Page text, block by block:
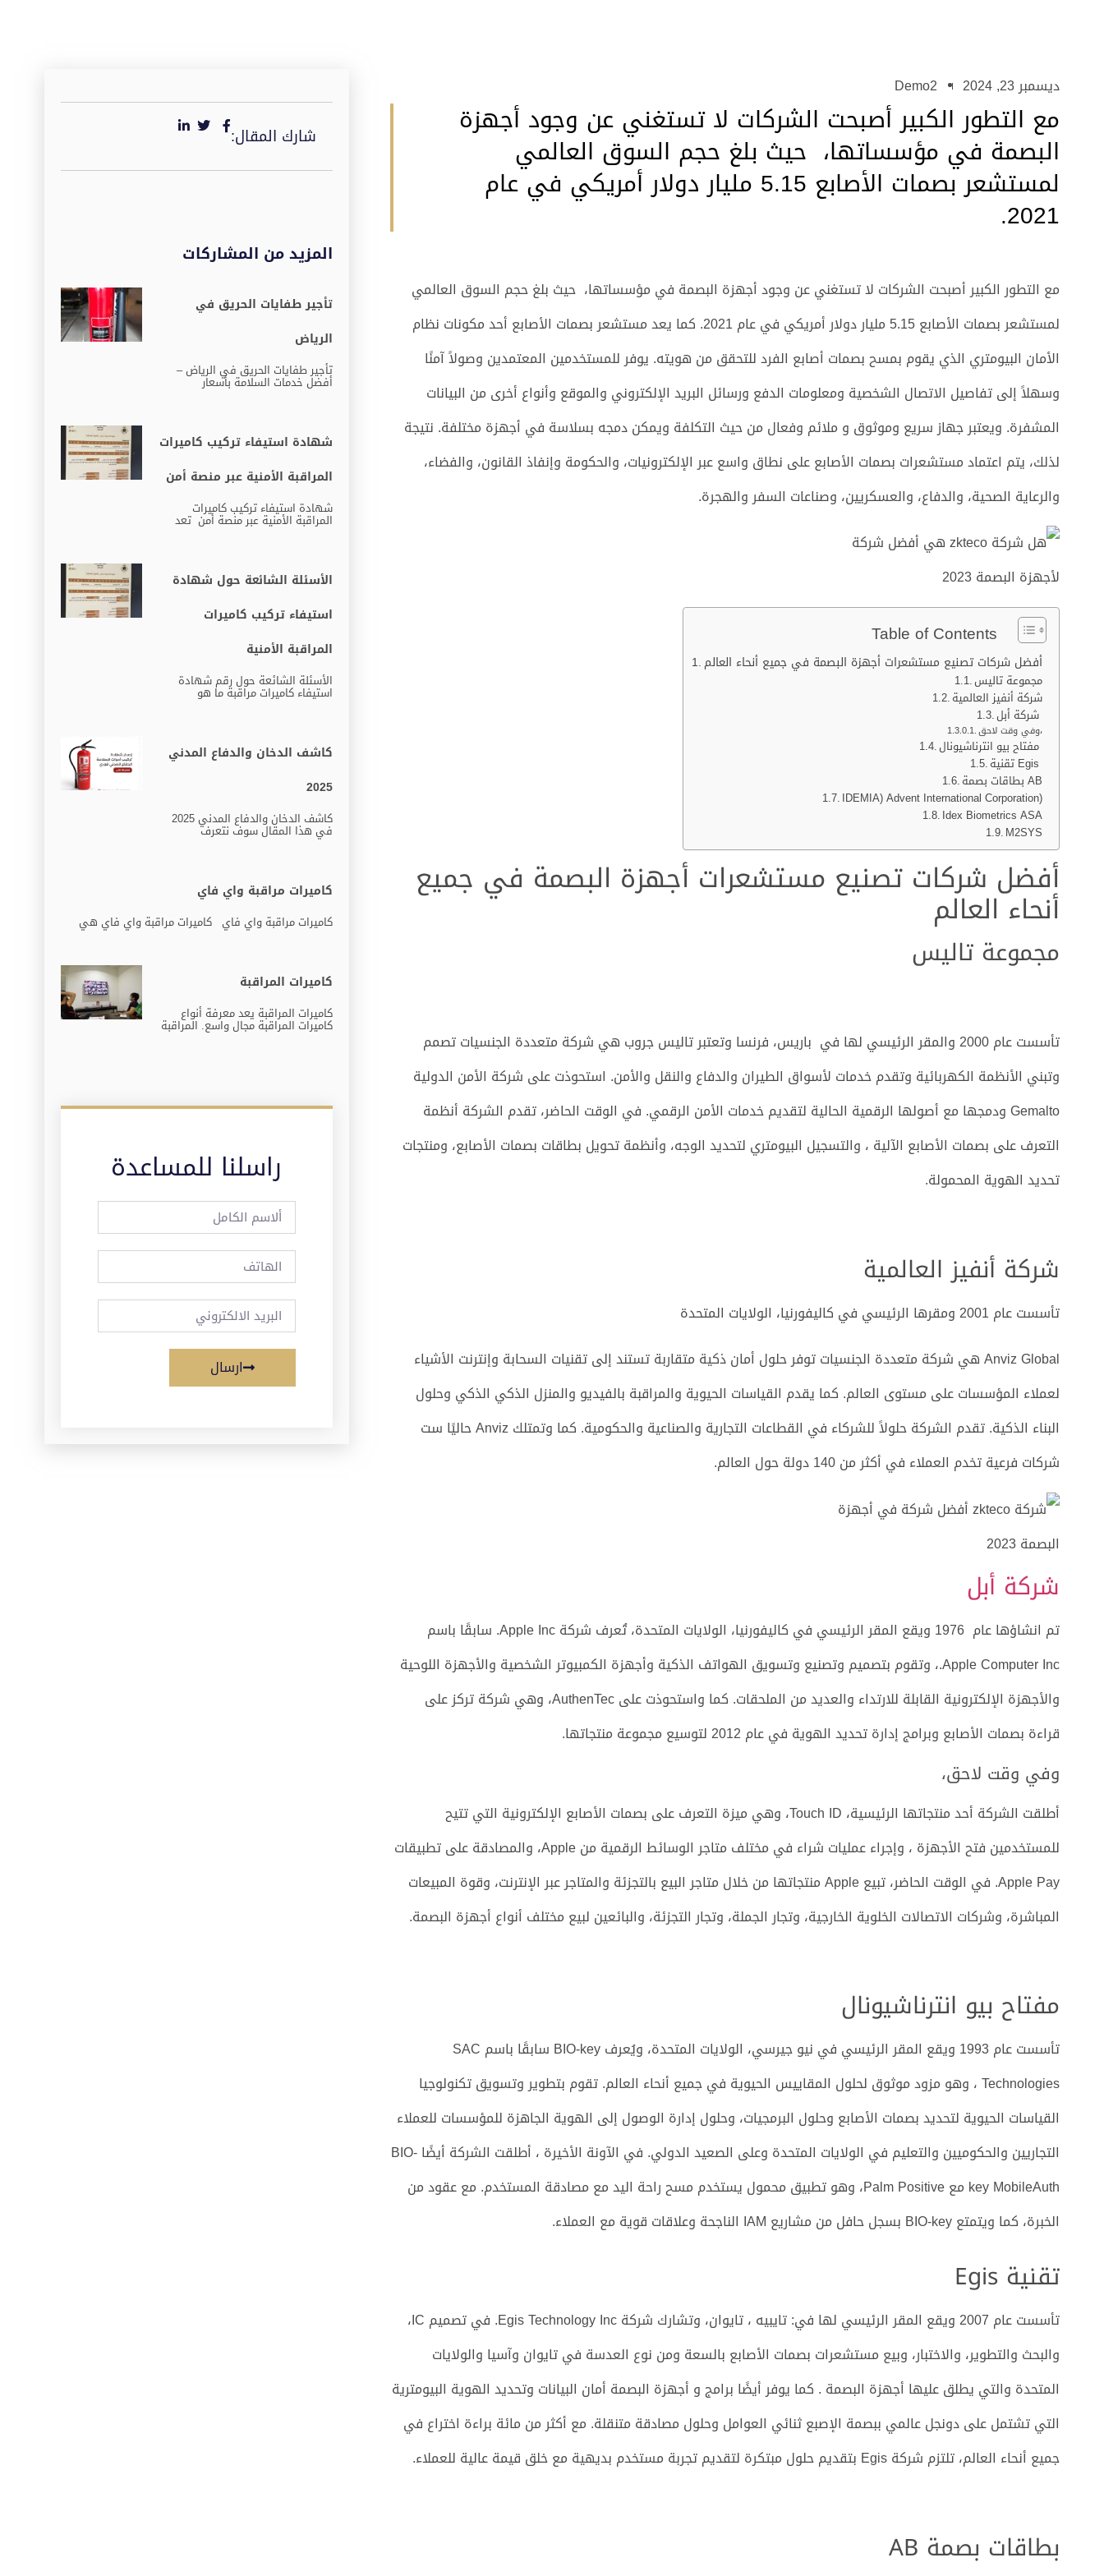
ديسمبر 23, 2024 Demo2
مع التطور الكبير أصبحت الشركات لا تستغني عن وجود أجهزة
البصمة في مؤسساتها، حيث بلغ حجم السوق العالمي
لمستشعر بصمات الأصابع 5.15 مليار دولار أمريكي في عام
2021.
مع التطور الكبير أصبحت الشركات لا تستغني عن وجود أجهزة البصمة في مؤسساتها، حيث بلغ حجم السوق العالمي
لمستشعر بصمات الأصابع 5.15 مليار دولار أمريكي في عام 2021. كما يعد مستشعر بصمات الأصابع أحد مكونات نظام
الأمان البيومتري الذي يقوم بمسح بصمات أصابع الفرد للتحقق من هويته. يوفر للمستخدمين المعتمدين وصولاً آمنًا
وسهلاً إلى تفاصيل الاتصال الشخصية ومعلومات الدفع ورسائل البريد الإلكتروني والموقع وأنواع أخرى من البيانات
المشفرة. ويعتبر جهاز سريع وموثوق و ملائم وفعال من حيث التكلفة ويمكن دمجه بسلاسة في أجهزة مختلفة. نتيجة
لذلك، يتم اعتماد مستشعرات بصمات الأصابع على نطاق واسع عبر الإلكترونيات، والحكومة وإنفاذ القانون، والفضاء،
والرعاية الصحية، والدفاع، والعسكريين، وصناعات السفر والهجرة.
Table of Contents
أفضل شركات تصنيع مستشعرات أجهزة البصمة في جميع أنحاء العالم
مجموعة تاليس
شركة أنفيز العالمية
وفي وقت لاحق،
تقنية Egis
بطاقات بصمة AB
IDEMIA) Advent International Corporation)
Idex Biometrics ASA
M2SYS
أفضل شركات تصنيع مستشعرات أجهزة البصمة في جميع
أنحاء العالم
مجموعة تاليس
تأسست عام 2000 والمقر الرئيسي لها في باريس، فرنسا وتعتبر تاليس جروب هي شركة متعددة الجنسيات تصمم
وتبني الأنظمة الكهربائية وتقدم خدمات لأسواق الطيران والدفاع والنقل والأمن. استحوذت على شركة الأمن الدولية
Gemalto ودمجها مع أصولها الرقمية الحالية لتقديم خدمات الأمن الرقمي. في الوقت الحاضر، تقدم الشركة أنظمة
التعرف على بصمات الأصابع الآلية ، والتسجيل البيومتري لتحديد الوجه، وأنظمة تحويل بطاقات بصمات الأصابع، ومنتجات
تحديد الهوية المحمولة.
شركة أنفيز العالمية
تأسست عام 2001 ومقرها الرئيسي في كاليفورنيا، الولايات المتحدة
Anviz Global هي شركة متعددة الجنسيات توفر حلول أمان ذكية متقاربة تستند إلى تقنيات السحابة وإنترنت الأشياء
لعملاء المؤسسات على مستوى العالم. كما يقدم القياسات الحيوية والمراقبة بالفيديو والمنزل الذكي الذكي وحلول
البناء الذكية. تقدم الشركة حلولاً للشركاء في القطاعات التجارية والصناعية والحكومية. كما وتمتلك Anviz حاليًا ست
شركات فرعية تخدم العملاء في أكثر من 140 دولة حول العالم.
شركة أبل
تم انشاؤها عام 1976 ويقع المقر الرئيسي في كاليفورنيا، الولايات المتحدة، تُعرف شركة Apple Inc. سابقًا باسم
Apple Computer Inc.، وتقوم بتصميم وتصنيع وتسويق الهواتف الذكية وأجهزة الكمبيوتر الشخصية والأجهزة اللوحية
والأجهزة الإلكترونية القابلة للارتداء والعديد من الملحقات. كما واستحوذت على AuthenTec، وهي شركة تركز على
قراءة بصمات الأصابع وبرامج إدارة تحديد الهوية في عام 2012 لتوسيع مجموعة منتجاتها.
وفي وقت لاحق،
أطلقت الشركة أحد منتجاتها الرئيسية، Touch ID، وهي ميزة التعرف على بصمات الأصابع الإلكترونية التي تتيح
للمستخدمين فتح الأجهزة ، وإجراء عمليات شراء في مختلف متاجر الوسائط الرقمية من Apple، والمصادقة على تطبيقات
Apple Pay. في الوقت الحاضر، تبيع Apple منتجاتها من خلال متاجر البيع بالتجزئة والمتاجر عبر الإنترنت، وقوة المبيعات
المباشرة، وشركات الاتصالات الخلوية الخارجية، وتجار الجملة، وتجار التجزئة، والبائعين لبيع مختلف أنواع أجهزة البصمة.
مفتاح بيو انترناشيونال
تأسست عام 1993 ويقع المقر الرئيسي في نيو جيرسي، الولايات المتحدة، ويُعرف BIO-key سابقًا باسم SAC
Technologies ، وهو مزود موثوق لحلول المقاييس الحيوية في جميع أنحاء العالم. تقوم بتطوير وتسويق تكنولوجيا
القياسات الحيوية لتحديد بصمات الأصابع وحلول البرمجيات، وحلول إدارة الوصول إلى الهوية الجاهزة للمؤسسات للعملاء
التجاريين والحكوميين والتعليم في الولايات المتحدة وعلى الصعيد الدولي. في الآونة الأخيرة ، أطلقت الشركة أيضًا BIO-
key MobileAuth مع Palm Positive، وهو تطبيق محمول يستخدم مسح راحة اليد مع مصادقة المستخدم. مع عقود من
الخبرة، كما ويتمتع BIO-key بسجل حافل من مشاريع IAM الناجحة وعلاقات قوية مع العملاء.
تقنية Egis
تأسست عام 2007 ويقع المقر الرئيسي لها في: تايبيه ، تايوان، وتشارك شركة Egis Technology Inc. في تصميم IC،
والبحث والتطوير، والاختبار، وبيع مستشعرات بصمات الأصابع بالسعة ومن نوع العدسة في تايوان وآسيا والولايات
المتحدة والتي يطلق عليها أجهزة البصمة . كما يوفر أيضًا برامج و أجهزة البصمة أمان البيانات وتحديد الهوية البيومترية
التي تشتمل على دونجل عالمي ببصمة الإصبع ثنائي العوامل وحلول مصادقة متنقلة. مع أكثر من مائة براءة اختراع في
جميع أنحاء العالم، تلتزم شركة Egis بتقديم حلول مبتكرة لتقديم تجربة مستخدم بديهية مع خلق قيمة عالية للعملاء.
بطاقات بصمة AB
شارك المقال:
المزيد من المشاركات
تأجير طفايات الحريق في
الرياض
تأجير طفايات الحريق في الرياض –
أفضل خدمات السلامة بأسعار
شهادة استيفاء تركيب كاميرات
المراقبة الأمنية عبر منصة أمن
شهادة استيفاء تركيب كاميرات
المراقبة الأمنية عبر منصة أمن تعد
الأسئلة الشائعة حول شهادة
استيفاء تركيب كاميرات
المراقبة الأمنية
الأسئلة الشائعة حول رقم شهادة
استيفاء كاميرات مراقبة ما هو
كاشف الدخان والدفاع المدني
2025
كاشف الدخان والدفاع المدني 2025
في هذا المقال سوف نتعرف
كاميرات مراقبة واي فاي
كاميرات مراقبة واي فاي كاميرات مراقبة واي فاي هي
كاميرات المراقبة
كاميرات المراقبة يعد معرفة أنواع
كاميرات المراقبة مجال واسع. المراقبة
راسلنا للمساعدة
ارسال